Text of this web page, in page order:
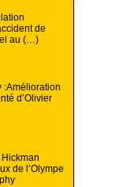
de
au (…)
:Amélioration
d’Olivier
de l’Olympe